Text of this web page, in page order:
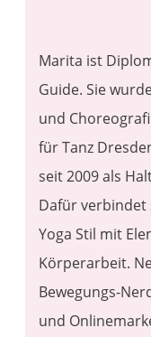
Marita ist
Guide. Sie
und
für Tanz
seit 2009 als
Dafür verbindet
Yoga Stil mit
Körperarbeit.
Bewegungs-
und